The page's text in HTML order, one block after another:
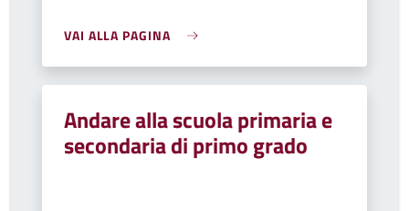
VAI ALLA PAGINA
Andare alla scuola primaria e
secondaria di primo grado